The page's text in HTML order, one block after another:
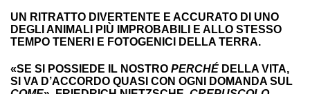
UN RITRATTO DIVERTENTE E ACCURATO DI UNO
DEGLI ANIMALI PIÙ IMPROBABILI E ALLO STESSO
TEMPO TENERI E FOTOGENICI DELLA TERRA.
«SE SI POSSIEDE IL NOSTRO PERCHÉ DELLA VITA,
SI VA D’ACCORDO QUASI CON OGNI DOMANDA SUL